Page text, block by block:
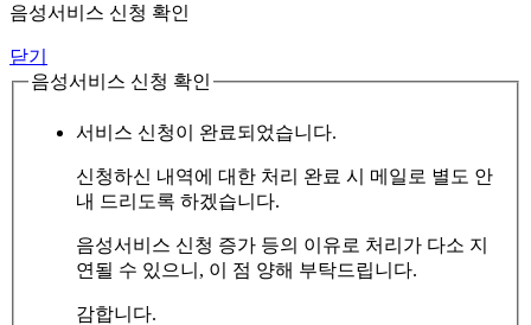
음성서비스 신청 확인
닫기
음성서비스 신청 확인
서비스 신청이 완료되었습니다.
신청하신 내역에 대한 처리 완료 시 메일로 별도 안
내 드리도록 하겠습니다.
음성서비스 신청 증가 등의 이유로 처리가 다소 지
연될 수 있으니, 이 점 양해 부탁드립니다.
감합니다.